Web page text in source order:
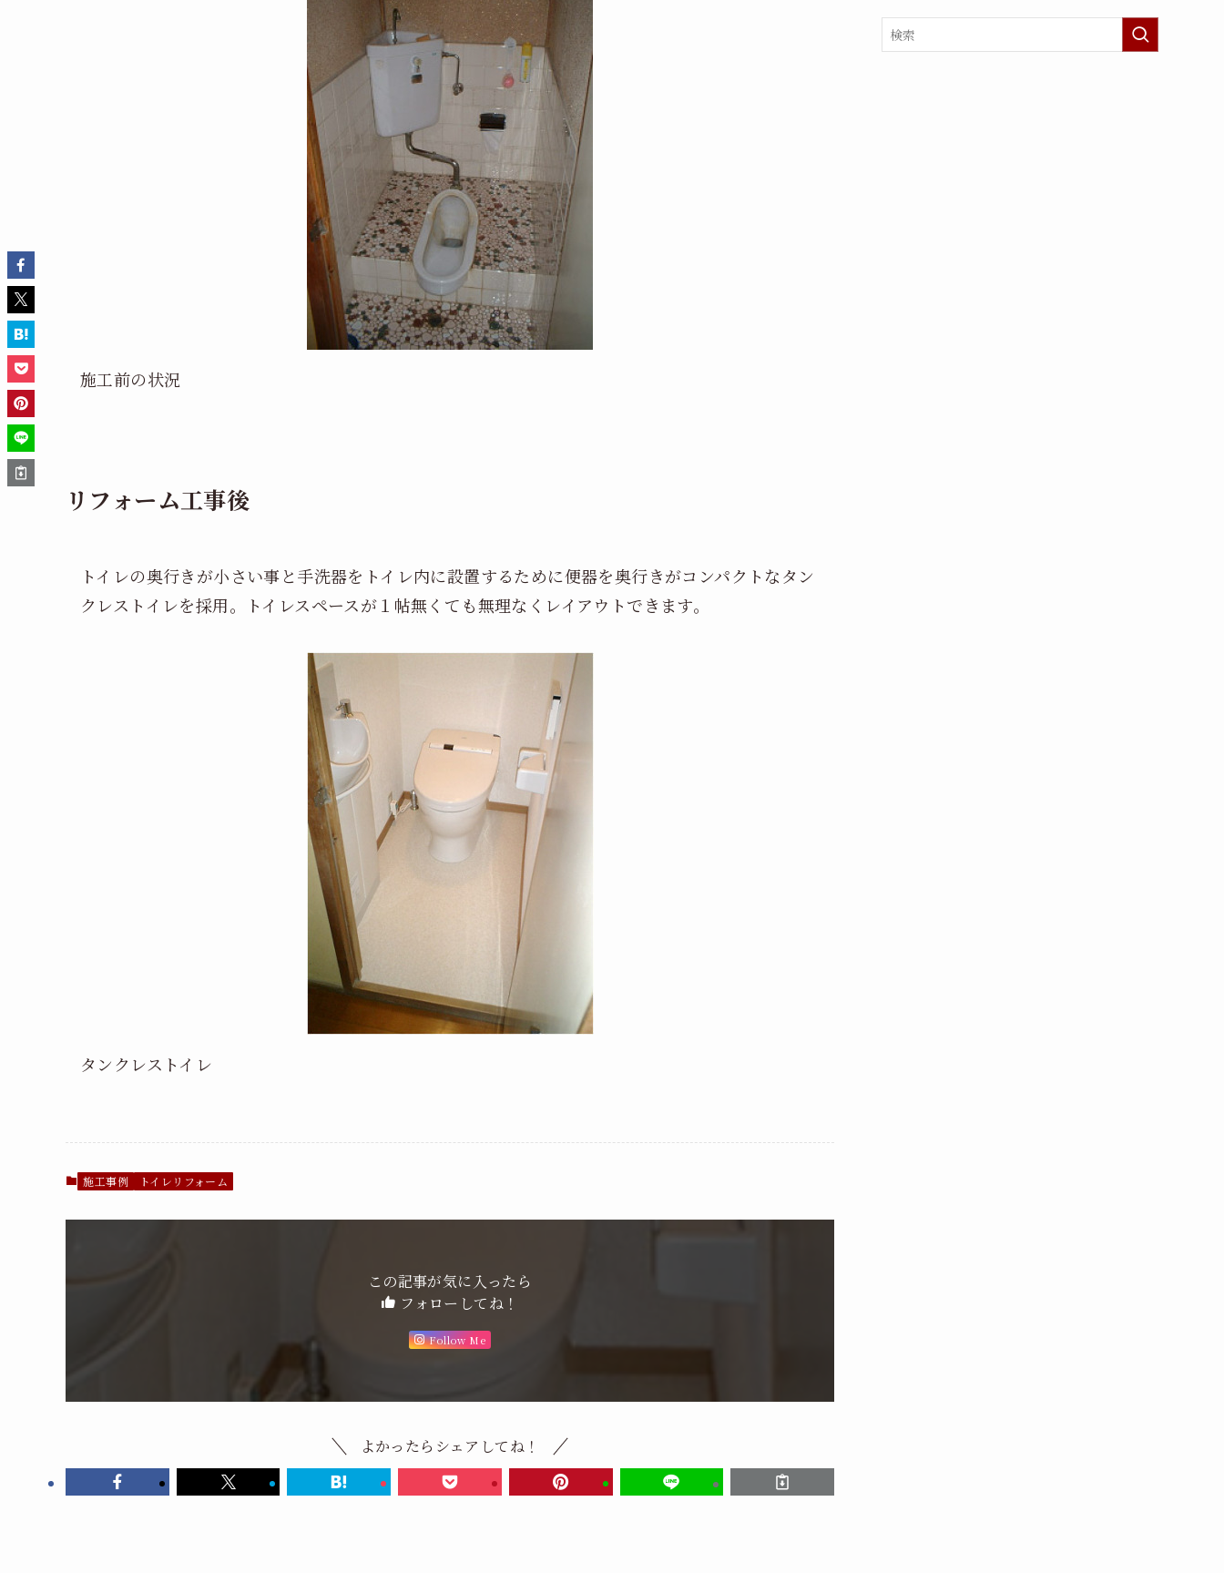
施工前の状況
リフォーム工事後
トイレの奥行きが小さい事と手洗器をトイレ内に設置するために便器を奥行きがコンパクトなタン
クレストイレを採用。トイレスペースが１帖無くても無理なくレイアウトできます。
タンクレストイレ
施工事例 トイレリフォーム
この記事が気に入ったら
フォローしてね！
Follow Me
よかったらシェアしてね！